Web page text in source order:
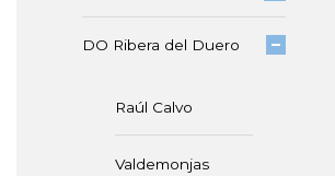
DO Ribera del Duero
Raúl Calvo
Valdemonjas